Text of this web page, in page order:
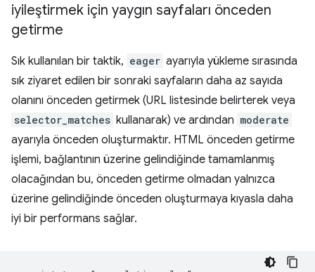
iyileştirmek için yaygın sayfaları önceden
getirme
Sık kullanılan bir taktik, eager ayarıyla yükleme sırasında
sık ziyaret edilen bir sonraki sayfaların daha az sayıda
olanını önceden getirmek (URL listesinde belirterek veya
selector_matches kullanarak) ve ardından moderate
ayarıyla önceden oluşturmaktır. HTML önceden getirme
işlemi, bağlantının üzerine gelindiğinde tamamlanmış
olacağından bu, önceden getirme olmadan yalnızca
üzerine gelindiğinde önceden oluşturmaya kıyasla daha
iyi bir performans sağlar.